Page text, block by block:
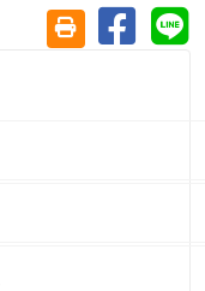
友善列印(另開視
分享至